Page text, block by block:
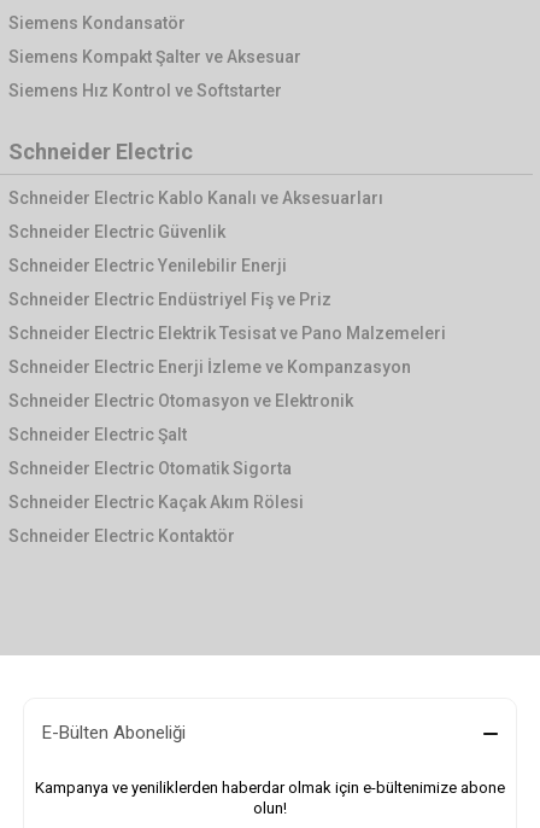
Siemens Kondansatör
Siemens Kompakt Şalter ve Aksesuar
Siemens Hız Kontrol ve Softstarter
Schneider Electric
Schneider Electric Kablo Kanalı ve Aksesuarları
Schneider Electric Güvenlik
Schneider Electric Yenilebilir Enerji
Schneider Electric Endüstriyel Fiş ve Priz
Schneider Electric Elektrik Tesisat ve Pano Malzemeleri
Schneider Electric Enerji İzleme ve Kompanzasyon
Schneider Electric Otomasyon ve Elektronik
Schneider Electric Şalt
Schneider Electric Otomatik Sigorta
Schneider Electric Kaçak Akım Rölesi
Schneider Electric Kontaktör
E-Bülten Aboneliği
Kampanya ve yeniliklerden haberdar olmak için e-bültenimize abone
olun!